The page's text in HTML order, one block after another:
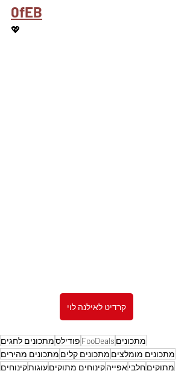
0fEB
💖
קרדיט לאילנה לוי
מתכונים FooDeals פודילסמתכונים לחגים
מתכונים מומלצים מתכונים קלים מתכונים מהירים
מתוקיםחלביאפייהקינוחים מתוקיםעוגותקינוחים